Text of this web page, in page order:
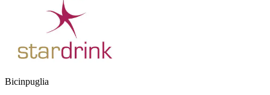
Bicinpuglia